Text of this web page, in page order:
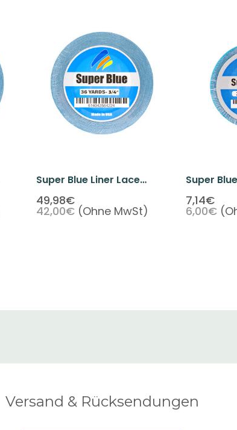
Super Blue Liner Lace
Front Tape 3/4" X 36
Yards
49,98€
42,00€ (Ohne MwSt)
Super
Front
7,14€
6,00€
Versand & Rücksendungen